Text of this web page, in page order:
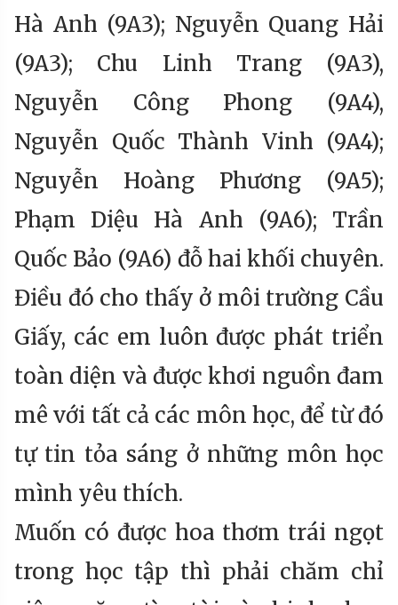
Hà Anh (9A3); Nguyễn Quang Hải
(9A3); Chu Linh Trang (9A3),
Nguyễn Công Phong (9A4),
Nguyễn Quốc Thành Vinh (9A4);
Nguyễn Hoàng Phương (9A5);
Phạm Diệu Hà Anh (9A6); Trần
Quốc Bảo (9A6) đỗ hai khối chuyên.
Điều đó cho thấy ở môi trường Cầu
Giấy, các em luôn được phát triển
toàn diện và được khơi nguồn đam
mê với tất cả các môn học, để từ đó
tự tin tỏa sáng ở những môn học
mình yêu thích.
Muốn có được hoa thơm trái ngọt
trong học tập thì phải chăm chỉ